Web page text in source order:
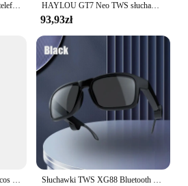
Gorąca sprzedaż słuchawki do telefonu wysokiej jakości dźwięk słuchawki z mikrofonem przewodowy zestaw słuchawkowy 3.5mm audio słuchawki dla Iphone Samsung LG HAYLOU GT7 Neo TWS słuchawki bezprzewodowe V5.4 słuchawki Bluetooth inteligentne sterowanie dotykowe słuchawki douszne AAC nagrywanie dźwięku sportowy zestaw słuchawkowy
93,93zł
Fineblue-Auriculares Inalámbricos F580, Dispositivo De Audio Con klip, lotos, Bluetooth 5,3, Micrófono, Pantalla De Alimentación Słuchawki TWS XG88 Bluetooth Smart Glasses Audio Hands-Free Call Sport Stereo Okulary przeciwsłoneczne Słuchawki Muzyka HD Sound